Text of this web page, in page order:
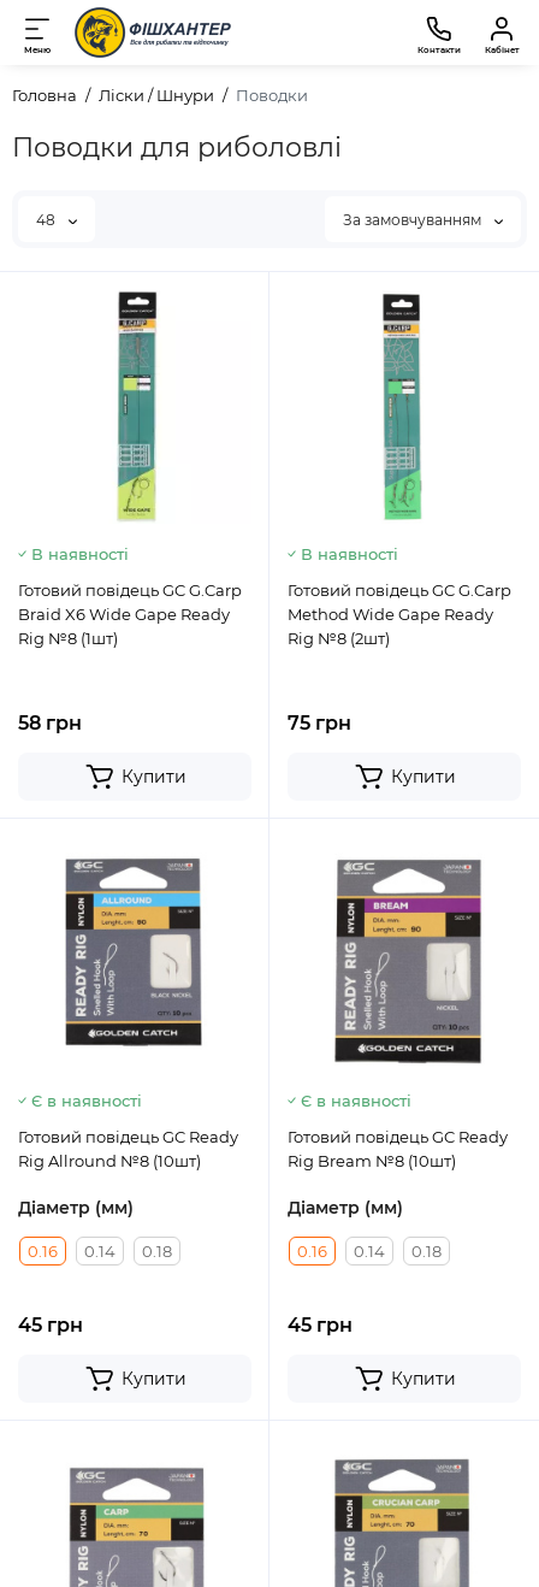
Меню Контакти Кабінет
Головна Ліски / Шнури Поводки
Поводки для риболовлі
48 За замовчуванням
В наявності
Готовий повідець GC G.Carp
Braid X6 Wide Gape Ready
Rig №8 (1шт)
58 грн
Купити
В наявності
Готовий повідець GC G.Carp
Method Wide Gape Ready
Rig №8 (2шт)
75 грн
Купити
Є в наявності
Готовий повідець GC Ready
Rig Allround №8 (10шт)
Діаметр (мм)
0.16 0.14 0.18
45 грн
Купити
Є в наявності
Готовий повідець GC Ready
Rig Bream №8 (10шт)
Діаметр (мм)
0.16 0.14 0.18
45 грн
Купити